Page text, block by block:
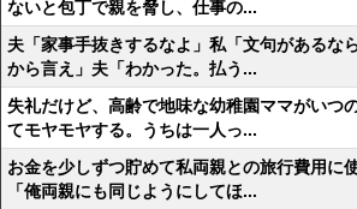
ないと包丁で親を脅し、仕事の...
夫「家事手抜きするなよ」私「文句があるな
から言え」夫「わかった。払う...
失礼だけど、高齢で地味な幼稚園ママがいつ
てモヤモヤする。うちは一人っ...
お金を少しずつ貯めて私両親との旅行費用に
「俺両親にも同じようにしてほ...